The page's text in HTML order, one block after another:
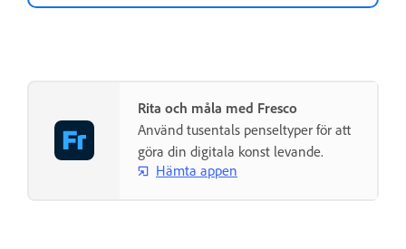
Rita och måla med Fresco
Använd tusentals penseltyper för att
göra din digitala konst levande.
Hämta appen